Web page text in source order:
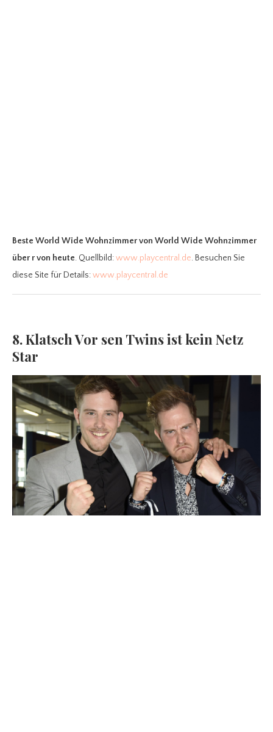
Beste World Wide Wohnzimmervon World Wide Wohnzimmer
über r von heute. Quellbild:www.playcentral.de. Besuchen Sie
diese Site für Details:www.playcentral.de
8. Klatsch Vor sen Twins ist kein Netz
Star